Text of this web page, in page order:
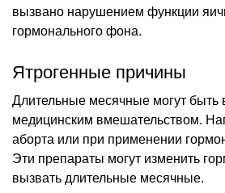
вызвано нарушением функции
гормонального фона.
Ятрогенные причины
Длительные месячные могут быть
медицинским вмешательством.
аборта или при применении
Эти препараты могут изменить
вызвать длительные месячные.